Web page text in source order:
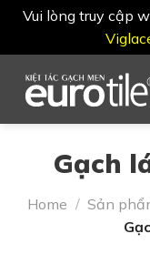
Vui lòng truy cập
content
Gạch
Home / Sản